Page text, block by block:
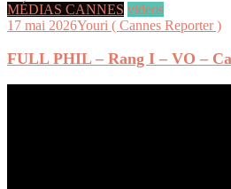
MÉDIAS CANNES videos
17 mai 2026Youri ( Cannes Reporter )
FULL PHIL – Rang I – VO –